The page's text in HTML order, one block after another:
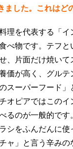
した。これはど
理を代表する「
べ物です。テフ
、片面だけ焼いて
価が高く、グルテ
スーパーフード
オピアではこのイ
るのが一般的で
シをふんだんに
ャ」と言う辛み